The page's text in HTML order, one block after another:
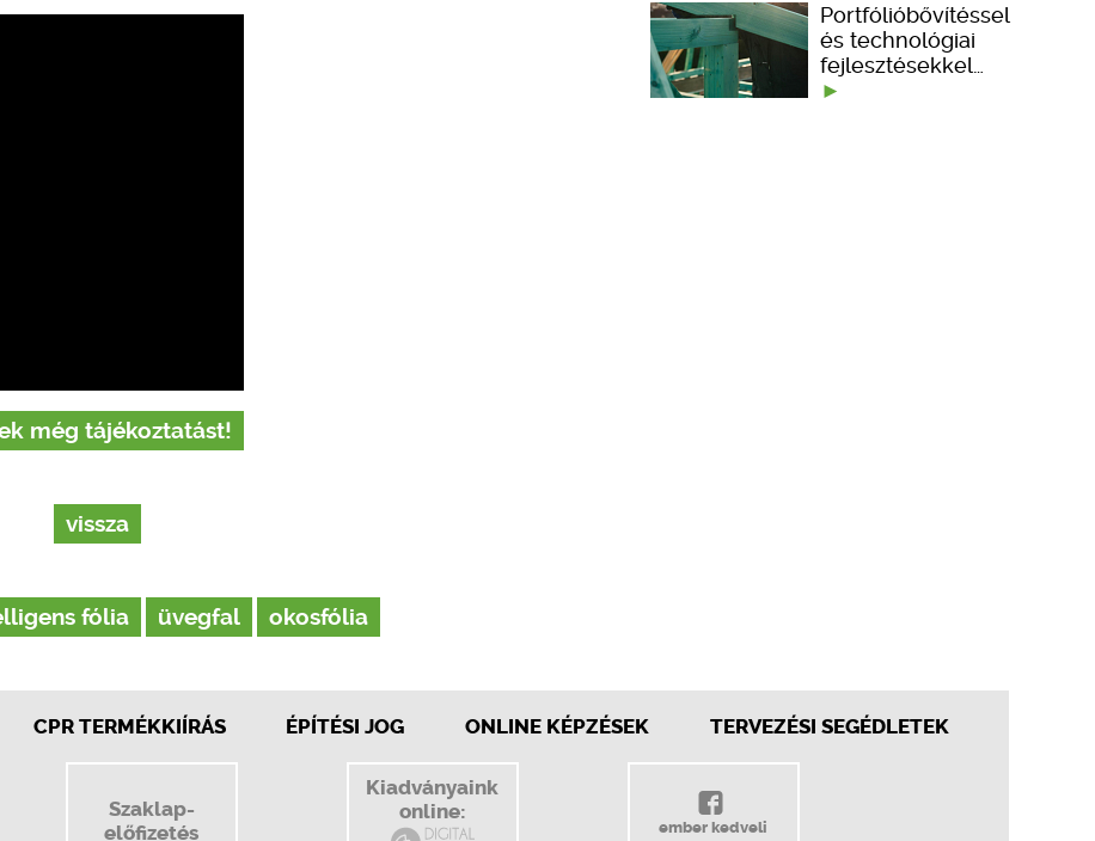
még tájékoztatást!
vissza
fólia üvegfal okosfólia
Portfólióbővítéssel
és technológiai
fejlesztésekkel…
CPR TERMÉKKIÍRÁS ÉPÍTÉSI JOG ONLINE KÉPZÉSEK TERVEZÉSI SEGÉDLETEK
Szaklap-
előfizetés
Kiadványaink
online:
ember kedveli